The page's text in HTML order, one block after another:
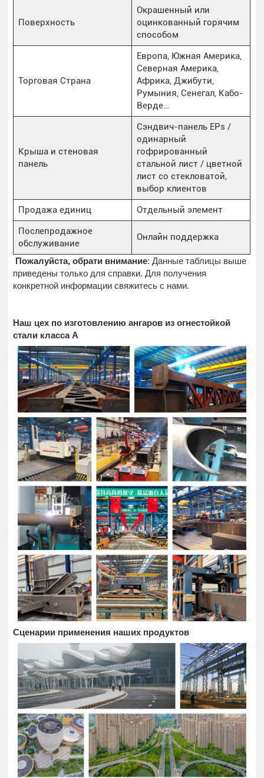
Поверхность
Окрашенный или
оцинкованный горячим
способом
Торговая Страна
Европа, Южная Америка,
Северная Америка,
Африка, Джибути,
Румыния, Сенегал, Кабо-
Верде…
Крыша и стеновая
панель
Сэндвич-панель EPs /
одинарный
гофрированный
стальной лист / цветной
лист со стекловатой,
выбор клиентов
Продажа единиц
Отдельный элемент
Послепродажное
обслуживание
Онлайн поддержка
Пожалуйста, обрати внимание: Данные таблицы выше
приведены только для справки. Для получения
конкретной информации свяжитесь с нами.
Наш цех по изготовлению ангаров из огнестойкой
стали класса А
Сценарии применения наших продуктов